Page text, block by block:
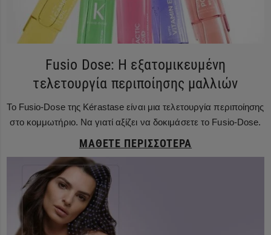
Fusio Dose: Η εξατομικευμένη
τελετουργία περιποίησης μαλλιών
Το Fusio-Dose της Kérastase είναι μια τελετουργία περιποίησης
στο κομμωτήριο. Να γιατί αξίζει να δοκιμάσετε το Fusio-Dose.
ΜΆΘΕΤΕ ΠΕΡΙΣΣΌΤΕΡΑ